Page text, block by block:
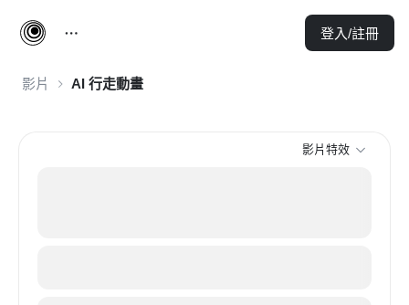
登入/註冊
影片 AI 行走動畫
影片特效